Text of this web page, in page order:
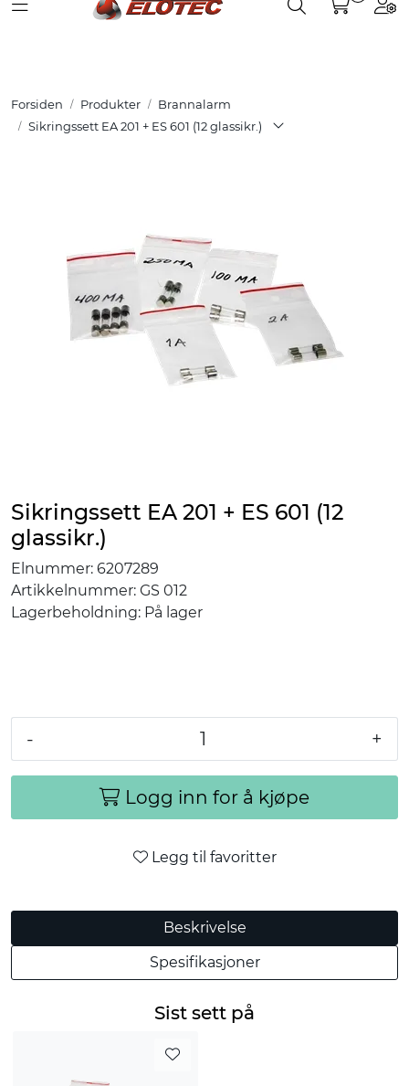
Skip to main content Partnerweb
Toggle navigation Toggle search
Forsiden Produkter
Brannalarm
Sikringssett EA 201 + ES 601 (12 glassikr.)
Sikringssett EA 201 + ES 601 (12
glassikr.)
Elnummer: 6207289
Artikkelnummer: GS 012
Lagerbeholdning: På lager
- +
Logg inn for å kjøpe
Legg til favoritter
Beskrivelse
Spesifikasjoner
Sist sett på
Løsninger
Nettbutikk